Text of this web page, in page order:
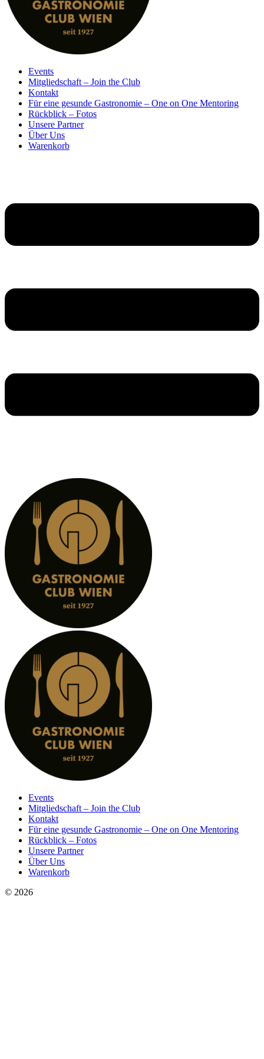
Events
Mitgliedschaft – Join the Club
Kontakt
Für eine gesunde Gastronomie – One on One Mentoring
Rückblick – Fotos
Unsere Partner
Über Uns
Warenkorb
Events
Mitgliedschaft – Join the Club
Kontakt
Für eine gesunde Gastronomie – One on One Mentoring
Rückblick – Fotos
Unsere Partner
Über Uns
Warenkorb
© 2026